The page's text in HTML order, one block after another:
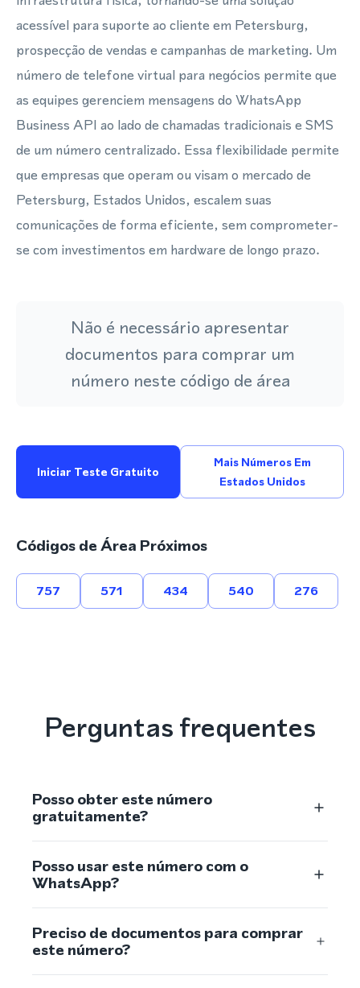
acessível para suporte ao cliente em Petersburg,
prospecção de vendas e campanhas de marketing. Um
número de telefone virtual para negócios permite que
as equipes gerenciem mensagens do WhatsApp
Business API ao lado de chamadas tradicionais e SMS
de um número centralizado. Essa flexibilidade permite
que empresas que operam ou visam o mercado de
Petersburg, Estados Unidos, escalem suas
comunicações de forma eficiente, sem comprometer-
se com investimentos em hardware de longo prazo.
Não é necessário apresentar
documentos para comprar um
número neste código de área
Iniciar Teste Gratuito
Mais Números Em
Estados Unidos
Códigos de Área Próximos
757 571 434 540 276
Perguntas frequentes
Posso obter este número
gratuitamente?
Posso usar este número com o
WhatsApp?
Preciso de documentos para comprar
este número?